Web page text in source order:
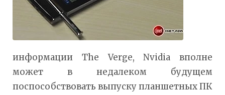
информации The Verge, Nvidia вполне
может в недалеком будущем
поспособствовать выпуску планшетных ПК